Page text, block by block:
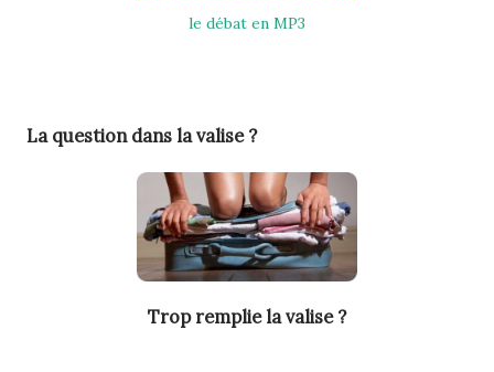
le débat en MP3
La question dans la valise ?
Trop remplie la valise ?